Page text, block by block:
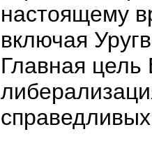
настоящему
включая
Главная